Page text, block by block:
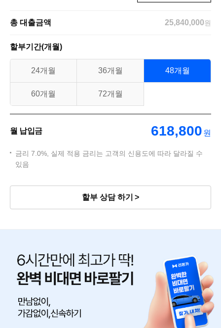
총 대출금액 25,840,000원
할부기간(개월)
24개월 36개월 48개월
60개월 72개월
월 납입금 618,800 원
금리 7.0%, 실제 적용 금리는 고객의 신용도에 따라 달라질 수
있음
할부 상담 하기